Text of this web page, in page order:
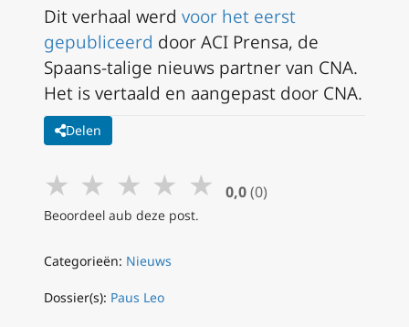
Dit verhaal werd voor het eerst
gepubliceerd door ACI Prensa, de
Spaans-talige nieuws partner van CNA.
Het is vertaald en aangepast door CNA.
Delen
★ ★ ★ ★ ★ 0,0 (0)
Beoordeel aub deze post.
Categorieën: Nieuws
Dossier(s): Paus Leo